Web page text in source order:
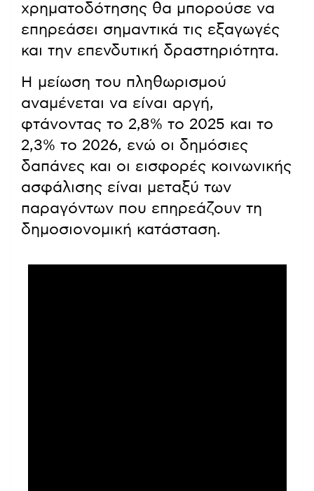
χρηματοδότησης θα μπορούσε να
επηρεάσει σημαντικά τις εξαγωγές
και την επενδυτική δραστηριότητα.
Η μείωση του πληθωρισμού
αναμένεται να είναι αργή,
φτάνοντας το 2,8% το 2025 και το
2,3% το 2026, ενώ οι δημόσιες
δαπάνες και οι εισφορές κοινωνικής
ασφάλισης είναι μεταξύ των
παραγόντων που επηρεάζουν τη
δημοσιονομική κατάσταση.